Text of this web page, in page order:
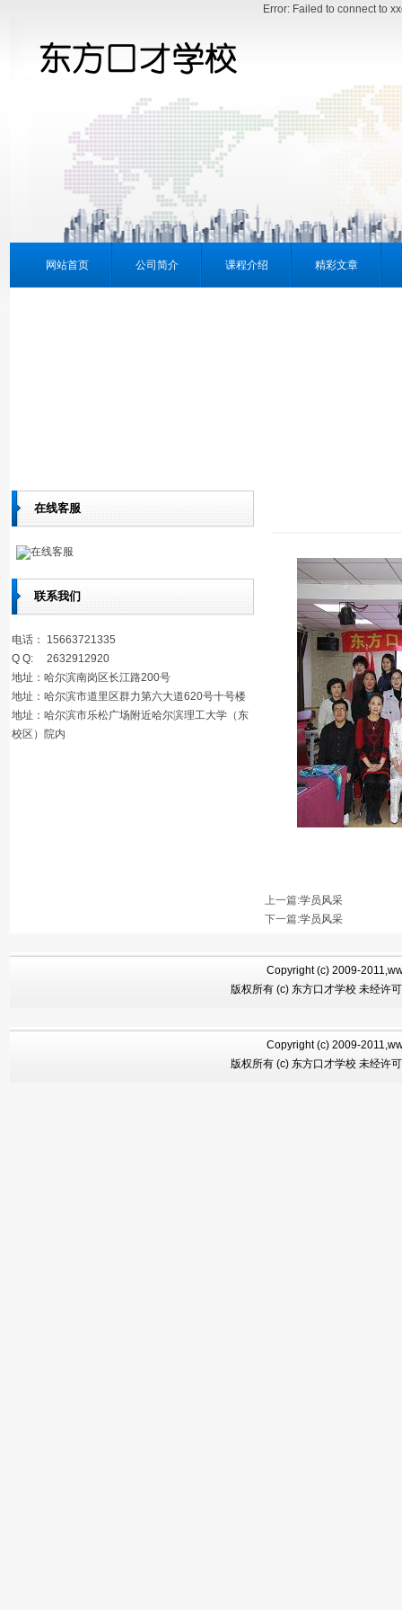
Error: Failed to connect to
网站首页 公司简介 课程介绍 精彩文章
在线客服
在线客服
联系我们
电话： 15663721335
Q Q: 2632912920
地址：哈尔滨南岗区长江路200号
地址：哈尔滨市道里区群力第六大道620号十号楼
地址：哈尔滨市乐松广场附近哈尔滨理工大学（东
校区）院内
上一篇:学员风采
下一篇:学员风采
Copyright (c) 2009-
版权所有 (c) 东方口才学校 未经许
Copyright (c) 2009-
版权所有 (c) 东方口才学校 未经许